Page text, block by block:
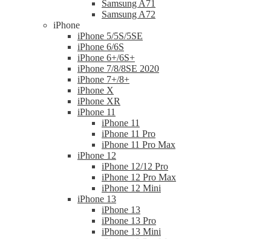
Samsung A71
Samsung A72
iPhone
iPhone 5/5S/5SE
iPhone 6/6S
iPhone 6+/6S+
iPhone 7/8/8SE 2020
iPhone 7+/8+
iPhone X
iPhone XR
iPhone 11
iPhone 11
iPhone 11 Pro
iPhone 11 Pro Max
iPhone 12
iPhone 12/12 Pro
iPhone 12 Pro Max
iPhone 12 Mini
iPhone 13
iPhone 13
iPhone 13 Pro
iPhone 13 Mini